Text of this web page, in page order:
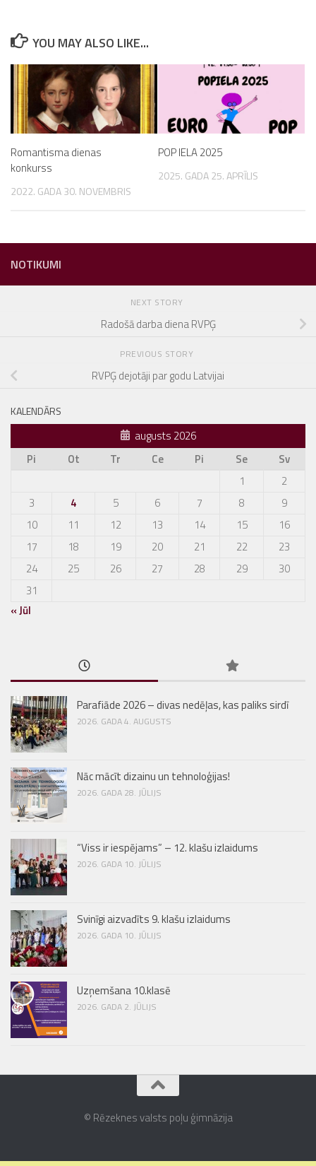
YOU MAY ALSO LIKE...
Romantisma dienas
konkurss
2022. GADA 30. NOVEMBRIS
POP IELA 2025
2025. GADA 25. APRĪLIS
NOTIKUMI
NEXT STORY
Radošā darba diena RVPĢ
PREVIOUS STORY
RVPĢ dejotāji par godu Latvijai
KALENDĀRS
augusts 2026
Pi
Ot Tr Ce Pi Se
Sv
1
2
3
4 5 6 7 8
9
10
11 12 13 14 15
16
17
18 19 20 21 22
23
24
25 26 27 28 29
30
31
« Jūl
Parafiāde 2026 – divas nedēļas, kas paliks sirdī
2026. GADA 4. AUGUSTS
Nāc mācīt dizainu un tehnoloģijas!
2026. GADA 28. JŪLIJS
“Viss ir iespējams” – 12. klašu izlaidums
2026. GADA 10. JŪLIJS
Svinīgi aizvadīts 9. klašu izlaidums
2026. GADA 10. JŪLIJS
Uzņemšana 10.klasē
2026. GADA 2. JŪLIJS
© Rēzeknes valsts poļu ģimnāzija